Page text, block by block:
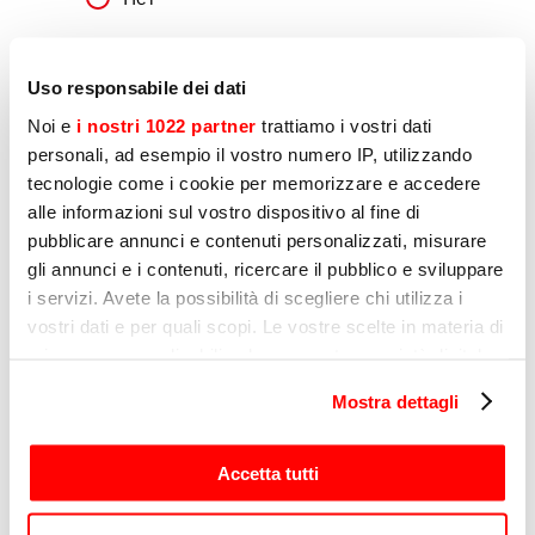
Uso responsabile dei dati
Noi e i nostri 1022 partner trattiamo i vostri dati
personali, ad esempio il vostro numero IP, utilizzando
tecnologie come i cookie per memorizzare e accedere
alle informazioni sul vostro dispositivo al fine di
pubblicare annunci e contenuti personalizzati, misurare
gli annunci e i contenuti, ricercare il pubblico e sviluppare
i servizi. Avete la possibilità di scegliere chi utilizza i
vostri dati e per quali scopi. Le vostre scelte in materia di
modificare o revocare il proprio consenso in qualsiasi
momento dalla Dichiarazione sui cookie o facendo clic
sull'icona di attivazione della privacy.
Mostra dettagli
Accetta tutti
Маркетинг
моих персональных данных компанией
Sirman в целях профилирования, как
указано в подпункте E) и F) Политики
конфиденциальности
Да
Нет